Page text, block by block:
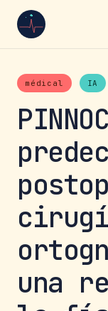
médical IA
una